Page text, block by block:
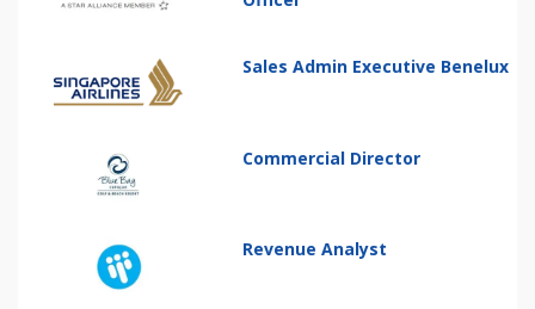
Sales Admin Executive Benelux
Commercial Director
Revenue Analyst